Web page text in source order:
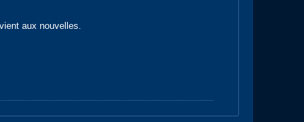
aux nouvelles.